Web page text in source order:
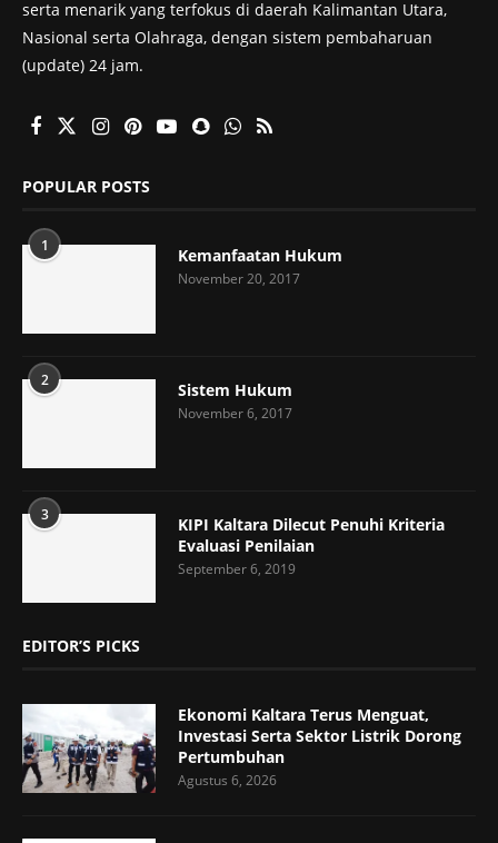
serta menarik yang terfokus di daerah Kalimantan Utara,
Nasional serta Olahraga, dengan sistem pembaharuan
(update) 24 jam.
POPULAR POSTS
1 Kemanfaatan Hukum
November 20, 2017
2 Sistem Hukum
November 6, 2017
3
KIPI Kaltara Dilecut Penuhi Kriteria
Evaluasi Penilaian
September 6, 2019
EDITOR’S PICKS
Ekonomi Kaltara Terus Menguat,
Investasi Serta Sektor Listrik Dorong
Pertumbuhan
Agustus 6, 2026